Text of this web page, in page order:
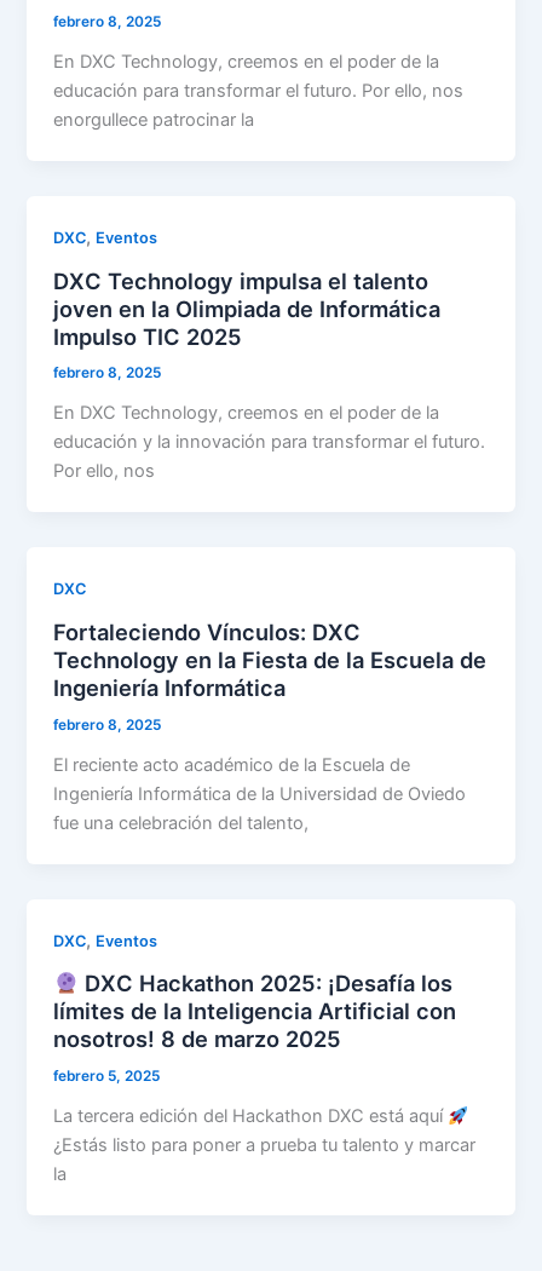
febrero 8, 2025
En DXC Technology, creemos en el poder de la
educación para transformar el futuro. Por ello, nos
enorgullece patrocinar la
DXC, Eventos
DXC Technology impulsa el talento
joven en la Olimpiada de Informática
Impulso TIC 2025
febrero 8, 2025
En DXC Technology, creemos en el poder de la
educación y la innovación para transformar el futuro.
Por ello, nos
DXC
Fortaleciendo Vínculos: DXC
Technology en la Fiesta de la Escuela de
Ingeniería Informática
febrero 8, 2025
El reciente acto académico de la Escuela de
Ingeniería Informática de la Universidad de Oviedo
fue una celebración del talento,
DXC, Eventos
DXC Hackathon 2025: ¡Desafía los
límites de la Inteligencia Artificial con
nosotros! 8 de marzo 2025
febrero 5, 2025
La tercera edición del Hackathon DXC está aquí
¿Estás listo para poner a prueba tu talento y marcar
la